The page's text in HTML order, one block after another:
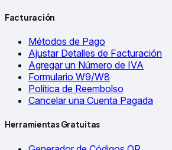
Facturación
Métodos de Pago
Ajustar Detalles de Facturación
Agregar un Número de IVA
Formulario W9/W8
Política de Reembolso
Cancelar una Cuenta Pagada
Herramientas Gratuitas